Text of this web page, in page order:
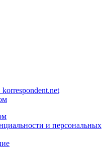
и персональных